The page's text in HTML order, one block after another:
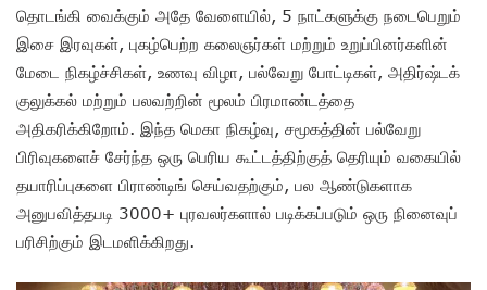
தொடங்கி வைக்கும் அதே வேளையில், 5 நாட்களுக்கு நடைபெறும்
இசை இரவுகள், புகழ்பெற்ற கலைஞர்கள் மற்றும் உறுப்பினர்களின்
மேடை நிகழ்ச்சிகள், உணவு விழா, பல்வேறு போட்டிகள், அதிர்ஷ்டக்
குலுக்கல் மற்றும் பலவற்றின் மூலம் பிரமாண்டத்தை
அதிகரிக்கிறோம். இந்த மெகா நிகழ்வு, சமூகத்தின் பல்வேறு
பிரிவுகளைச் சேர்ந்த ஒரு பெரிய கூட்டத்திற்குத் தெரியும் வகையில்
தயாரிப்புகளை பிராண்டிங் செய்வதற்கும், பல ஆண்டுகளாக
அனுபவித்தபடி 3000+ புரவலர்களால் படிக்கப்படும் ஒரு நினைவுப்
பரிசிற்கும் இடமளிக்கிறது.